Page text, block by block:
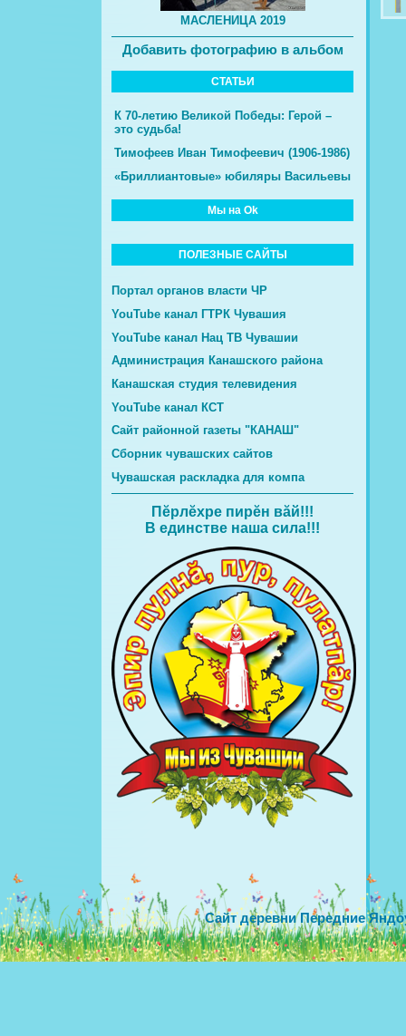
МАСЛЕНИЦА 2019
Добавить фотографию в альбом
СТАТЬИ
К 70-летию Великой Победы: Герой –
это судьба!
Тимофеев Иван Тимофеевич (1906-1986)
«Бриллиантовые» юбиляры Васильевы
Мы на Ok
ПОЛЕЗНЫЕ САЙТЫ
Портал органов власти ЧР
YouTube канал ГТРК Чувашия
YouTube канал Нац ТВ Чувашии
Администрация Канашского района
Канашская студия телевидения
YouTube канал КСТ
Сайт районной газеты "КАНАШ"
Сборник чувашских сайтов
Чувашская раскладка для компа
Пĕрлĕхре пирĕн вăй!!!
В единстве наша сила!!!
Сайт деревни Передние